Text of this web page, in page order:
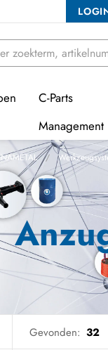
C-Parts
Management
Gevonden: 32